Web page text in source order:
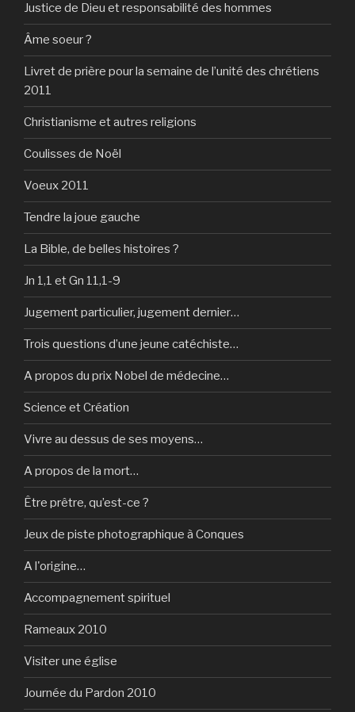
Justice de Dieu et responsabilité des hommes
Âme soeur ?
Livret de prière pour la semaine de l’unité des chrétiens
2011
Christianisme et autres religions
Coulisses de Noël
Voeux 2011
Tendre la joue gauche
La Bible, de belles histoires ?
Jn 1,1 et Gn 11,1-9
Jugement particulier, jugement dernier…
Trois questions d’une jeune catéchiste…
A propos du prix Nobel de médecine…
Science et Création
Vivre au dessus de ses moyens…
A propos de la mort…
Être prêtre, qu’est-ce ?
Jeux de piste photographique à Conques
A l'origine…
Accompagnement spirituel
Rameaux 2010
Visiter une église
Journée du Pardon 2010